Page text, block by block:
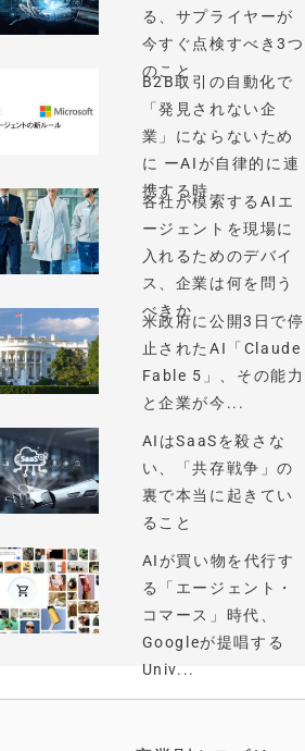
る、サプライヤーが
今すぐ点検すべき3つ
のこと
B2B取引の自動化で
「発見されない企
業」にならないため
に ーAIが自律的に連
携する時...
各社が模索するAIエ
ージェントを現場に
入れるためのデバイ
ス、企業は何を問う
べきか
米政府に公開3日で停
止されたAI「Claude
Fable 5」、その能力
と企業が今...
AIはSaaSを殺さな
い、「共存戦争」の
裏で本当に起きてい
ること
AIが買い物を代行す
る「エージェント・
コマース」時代、
Googleが提唱する
Univ...